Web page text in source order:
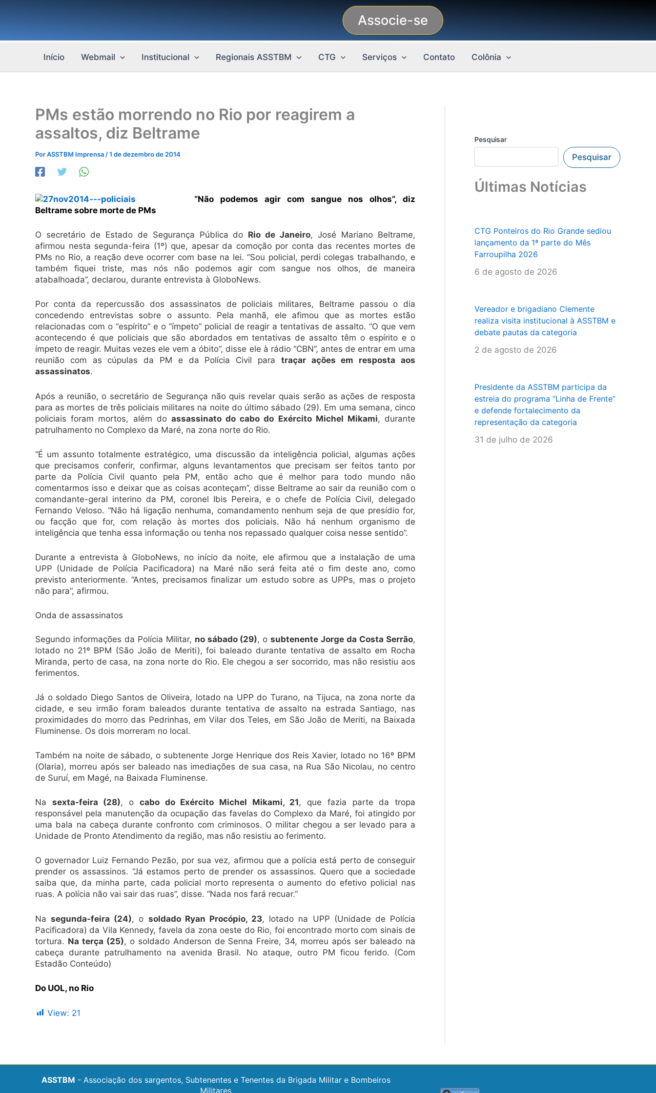
conteúdo
Associe-se
Início Webmail Institucional Regionais ASSTBM CTG Serviços Contato Colônia
PMs estão morrendo no Rio por reagirem a
assaltos, diz Beltrame
PorASSTBM Imprensa /1 de dezembro de 2014
“Não podemos agir com sangue nos olhos”, diz
Beltrame sobre morte de PMs
O secretário de Estado de Segurança Pública do Rio de Janeiro, José Mariano Beltrame,
afirmou nesta segunda-feira (1º) que, apesar da comoção por conta das recentes mortes de
PMs no Rio, a reação deve ocorrer com base na lei. “Sou policial, perdi colegas trabalhando, e
também fiquei triste, mas nós não podemos agir com sangue nos olhos, de maneira
atabalhoada”, declarou, durante entrevista à GloboNews.
Por conta da repercussão dos assassinatos de policiais militares, Beltrame passou o dia
concedendo entrevistas sobre o assunto. Pela manhã, ele afimou que as mortes estão
relacionadas com o “espírito” e o “ímpeto” policial de reagir a tentativas de assalto. “O que vem
acontecendo é que policiais que são abordados em tentativas de assalto têm o espírito e o
ímpeto de reagir. Muitas vezes ele vem a óbito”, disse ele à rádio “CBN”, antes de entrar em uma
reunião com as cúpulas da PM e da Polícia Civil para traçar ações em resposta aos
assassinatos.
Após a reunião, o secretário de Segurança não quis revelar quais serão as ações de resposta
para as mortes de três policiais militares na noite do último sábado (29). Em uma semana, cinco
policiais foram mortos, além do assassinato do cabo do Exército Michel Mikami, durante
patrulhamento no Complexo da Maré, na zona norte do Rio.
“É um assunto totalmente estratégico, uma discussão da inteligência policial, algumas ações
que precisamos conferir, confirmar, alguns levantamentos que precisam ser feitos tanto por
parte da Polícia Civil quanto pela PM, então acho que é melhor para todo mundo não
comentarmos isso e deixar que as coisas aconteçam”, disse Beltrame ao sair da reunião com o
comandante-geral interino da PM, coronel Ibis Pereira, e o chefe de Polícia Civil, delegado
Fernando Veloso. “Não há ligação nenhuma, comandamento nenhum seja de que presídio for,
ou facção que for, com relação às mortes dos policiais. Não há nenhum organismo de
inteligência que tenha essa informação ou tenha nos repassado qualquer coisa nesse sentido”.
Durante a entrevista à GloboNews, no início da noite, ele afirmou que a instalação de uma
UPP (Unidade de Polícia Pacificadora) na Maré não será feita até o fim deste ano, como
previsto anteriormente. “Antes, precisamos finalizar um estudo sobre as UPPs, mas o projeto
não para”, afirmou.
Onda de assassinatos
Segundo informações da Polícia Militar, no sábado (29), osubtenente Jorge da Costa Serrão,
lotado no 21º BPM (São João de Meriti), foi baleado durante tentativa de assalto em Rocha
Miranda, perto de casa, na zona norte do Rio. Ele chegou a ser socorrido, mas não resistiu aos
ferimentos.
Já o soldado Diego Santos de Oliveira, lotado na UPP do Turano, na Tijuca, na zona norte da
cidade, e seu irmão foram baleados durante tentativa de assalto na estrada Santiago, nas
proximidades do morro das Pedrinhas, em Vilar dos Teles, em São João de Meriti, na Baixada
Fluminense. Os dois morreram no local.
Também na noite de sábado, o subtenente Jorge Henrique dos Reis Xavier, lotado no 16º BPM
(Olaria), morreu após ser baleado nas imediações de sua casa, na Rua São Nicolau, no centro
de Suruí, em Magé, na Baixada Fluminense.
Na sexta-feira (28), o cabo do Exército Michel Mikami, 21, que fazia parte da tropa
responsável pela manutenção da ocupação das favelas do Complexo da Maré, foi atingido por
uma bala na cabeça durante confronto com criminosos. O militar chegou a ser levado para a
Unidade de Pronto Atendimento da região, mas não resistiu ao ferimento.
O governador Luiz Fernando Pezão, por sua vez, afirmou que a polícia está perto de conseguir
prender os assassinos. “Já estamos perto de prender os assassinos. Quero que a sociedade
saiba que, da minha parte, cada policial morto representa o aumento do efetivo policial nas
ruas. A polícia não vai sair das ruas”, disse. “Nada nos fará recuar.”
Nasegunda-feira (24), o soldado Ryan Procópio, 23, lotado na UPP (Unidade de Polícia
Pacificadora) da Vila Kennedy, favela da zona oeste do Rio, foi encontrado morto com sinais de
tortura. Na terça (25), o soldado Anderson de Senna Freire, 34, morreu após ser baleado na
cabeça durante patrulhamento na avenida Brasil. No ataque, outro PM ficou ferido. (Com
Estadão Conteúdo)
Do UOL, no Rio
View: 21
Pesquisar
Pesquisar
Últimas Notícias
CTG Ponteiros do Rio Grande sediou
lançamento da 1ª parte do Mês
Farroupilha 2026
6 de agosto de 2026
Vereador e brigadiano Clemente
realiza visita institucional à ASSTBM e
debate pautas da categoria
2 de agosto de 2026
Presidente da ASSTBM participa da
estreia do programa “Linha de Frente”
e defende fortalecimento da
representação da categoria
31 de julho de 2026
ASSTBM - Associação dos sargentos, Subtenentes e Tenentes da Brigada Militar e Bombeiros
Militares